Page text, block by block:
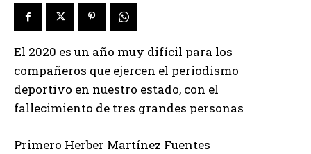
El 2020 es un año muy difícil para los
compañeros que ejercen el periodismo
deportivo en nuestro estado, con el
fallecimiento de tres grandes personas
Primero Herber Martínez Fuentes